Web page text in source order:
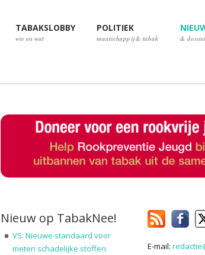
TABAKSLOBBY
wie en wat
POLITIEK
maatschappij & tabak &
Nieuw op TabakNee!
VS: Nieuwe standaard voor
meten schadelijke stoffen
E-mail: